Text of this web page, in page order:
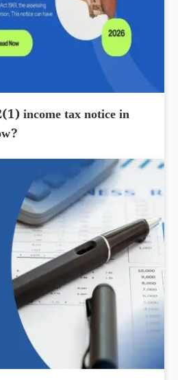
income tax notice in